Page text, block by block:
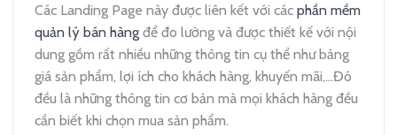
Các Landing Page này được liên kết với các phần mềm
quản lý bán hàng để đo lường và được thiết kế với nội
dung gồm rất nhiều những thông tin cụ thể như bảng
giá sản phẩm, lợi ích cho khách hàng, khuyến mãi,…Đó
đều là những thông tin cơ bản mà mọi khách hàng đều
cần biết khi chọn mua sản phẩm.